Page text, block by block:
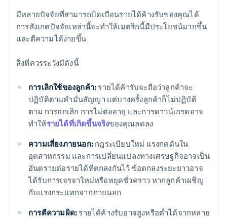
มีหลายปัจจัยที่สามารถบิดเบือนรายได้ค้างรับของคุณได้
การสังเกตปัจจัยเหล่านี้จะทำให้เมตริกนี้มีประโยชน์มากขึ้น
และตีความได้ง่ายขึ้น
สิ่งที่ควรระวังมีดังนี้
การเลิกใช้ของลูกค้า: รายได้ค้ารับจะถือว่าลูกค้าจะ
ปฏิบัติตามคำมั่นสัญญา แต่บางครั้งลูกค้าก็ไม่ปฏิบัติ
ตาม การยกเลิก การไม่ต่ออายุ และการดาวน์เกรดอาจ
ทำให้รายได้ที่เกิดขึ้นจริงของคุณลดลง
ความเสี่ยงภายนอก: กฎระเบียบใหม่ แรงกดดันใน
อุตสาหกรรม และการเปลี่ยนแปลงทางเศรษฐกิจอาจเป็น
อันตรายต่อรายได้ที่ตกลงกันไว้ ข้อตกลงระยะยาวอาจ
ได้รับการเจรจาใหม่หรือหยุดชั่วคราว หากลูกค้าเผชิญ
กับแรงกระแทกจากภายนอก
การตีความผิด: รายได้ค้างรับอาจสูงหรือต่ำได้จากหลาย